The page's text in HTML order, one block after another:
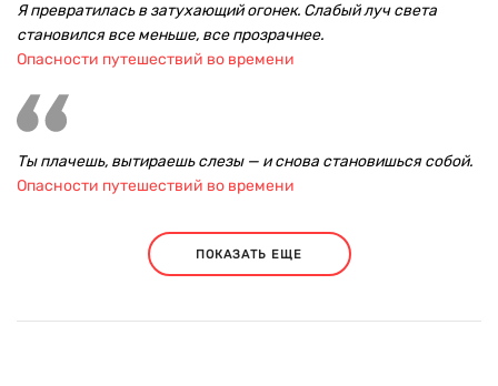
Я превратилась в затухающий огонек. Слабый луч света
становился все меньше, все прозрачнее.
Опасности путешествий во времени
Ты плачешь, вытираешь слезы — и снова становишься собой.
Опасности путешествий во времени
ПОКАЗАТЬ ЕЩЕ